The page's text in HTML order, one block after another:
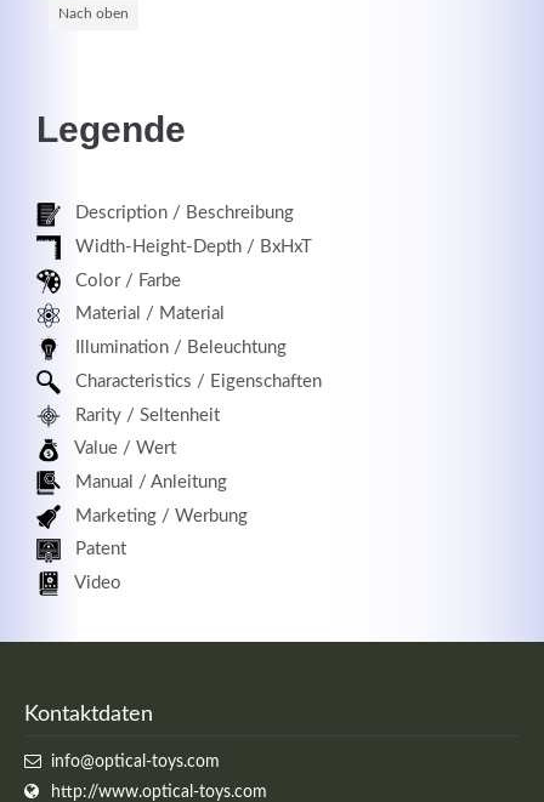
Nach oben
Legende
Description / Beschreibung
Width-Height-Depth / BxHxT
Color / Farbe
Material / Material
Illumination / Beleuchtung
Characteristics / Eigenschaften
Rarity / Seltenheit
Value / Wert
Manual / Anleitung
Marketing / Werbung
Patent
Video
Kontaktdaten
info@optical-toys.com
http://www.optical-toys.com
Registrieren